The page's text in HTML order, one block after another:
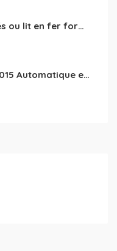
Des lit superposés ou lit en fer forgé grande classes disponible
*Kia K7* *Année 2015 Automatique essence ⛽️ 4 cylindres 2.0